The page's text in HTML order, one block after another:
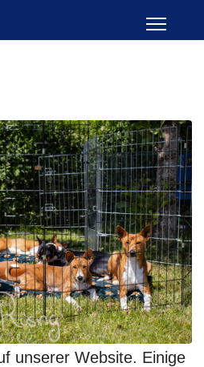
unserer Website. Einige